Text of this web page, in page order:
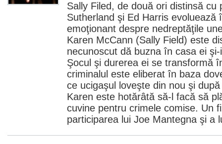
Sally Filed, de două ori distinsă cu
Sutherland şi Ed Harris evoluează
emoţionant despre nedreptăţile
Karen McCann (Sally Field) este
necunoscut dă buzna în casa ei
Şocul şi durerea ei se transformă
criminalul este eliberat în baza
ce ucigaşul loveşte din nou şi
Karen este hotărâtă să-l facă să
cuvine pentru crimele comise. Un
participarea lui Joe Mantegna şi a